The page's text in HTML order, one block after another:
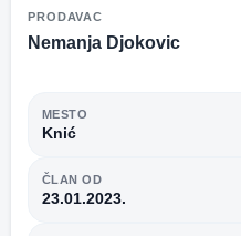
PRODAVAC
Nemanja Djokovic
MESTO
Knić
ČLAN OD
23.01.2023.